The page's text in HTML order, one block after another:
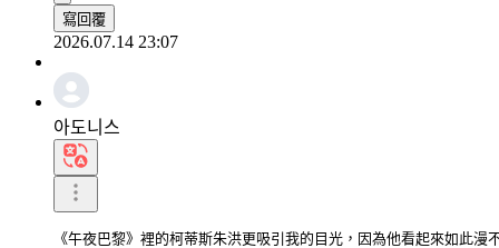
寫回覆
2026.07.14 23:07
아도니스
《午夜巴黎》裡的柯蒂斯朱洪更吸引我的目光，因為他看起來如此